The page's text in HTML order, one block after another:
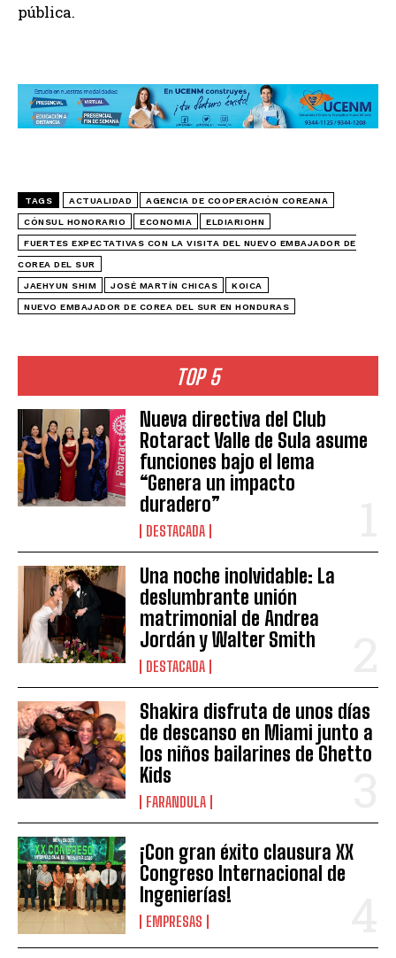
TOP 5
Nueva directiva del Club
Rotaract Valle de Sula asume
funciones bajo el lema
“Genera un impacto
duradero”
DESTACADA
Una noche inolvidable: La
deslumbrante unión
matrimonial de Andrea
Jordán y Walter Smith
DESTACADA
Shakira disfruta de unos días
de descanso en Miami junto a
los niños bailarines de Ghetto
Kids
FARANDULA
¡Con gran éxito clausura XX
Congreso Internacional de
Ingenierías!
EMPRESAS
pública.
TAGS ACTUALIDAD AGENCIA DE COOPERACIÓN COREANA
CÓNSUL HONORARIO ECONOMIA ELDIARIOHN
FUERTES EXPECTATIVAS CON LA VISITA DEL NUEVO EMBAJADOR DE
COREA DEL SUR
JAEHYUN SHIM JOSÉ MARTÍN CHICAS KOICA
NUEVO EMBAJADOR DE COREA DEL SUR EN HONDURAS